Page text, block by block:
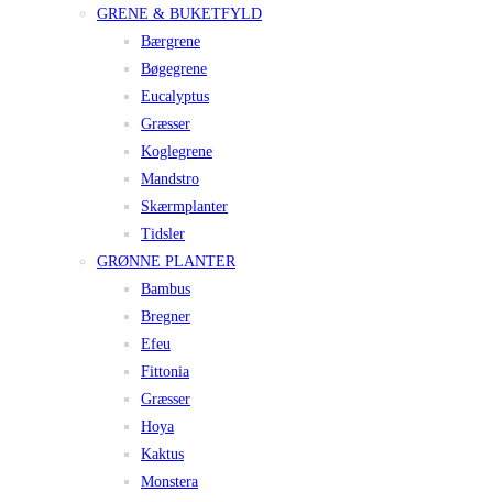
GRENE & BUKETFYLD
Bærgrene
Bøgegrene
Eucalyptus
Græsser
Koglegrene
Mandstro
Skærmplanter
Tidsler
GRØNNE PLANTER
Bambus
Bregner
Efeu
Fittonia
Græsser
Hoya
Kaktus
Monstera